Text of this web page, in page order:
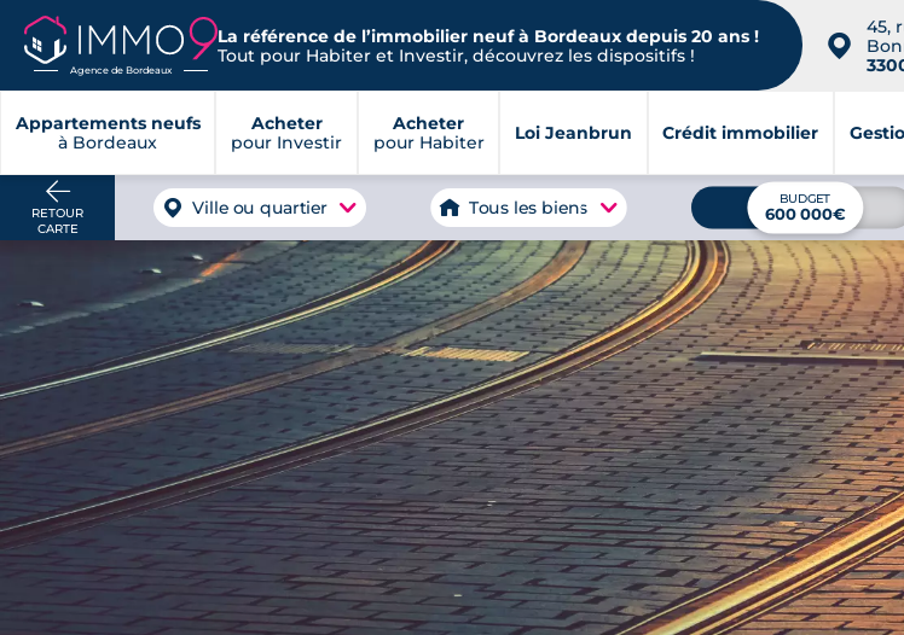
Agence de Bordeaux
La référence de l’immobilier neuf à Bordeaux depuis 20 ans !
Tout pour Habiter et Investir, découvrez les dispositifs !
📍
45,
Appartements neufs
à Bordeaux
Acheter
pour Investir
Acheter
pour Habiter
Loi Jeanbrun Crédit immobilier
RETOUR
CARTE
Ville ou quartier Tous les biens BUDGET
600 000€